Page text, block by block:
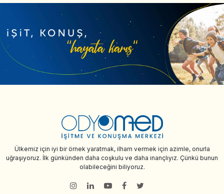
Ülkemiz için iyi bir örnek yaratmak, ilham vermek için azimle, onurla
uğraşıyoruz. İlk günkünden daha coşkulu ve daha inançlıyız. Çünkü bunun
olabileceğini biliyoruz.